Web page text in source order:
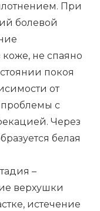
При
болевой
не спаяно
покоя
от
с
Через
белая
–
верхушки
истечение